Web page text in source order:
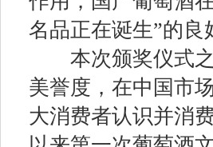
名品正在诞生”的良
本次颁奖仪式之
美誉度，在中国市
大消费者认识并消